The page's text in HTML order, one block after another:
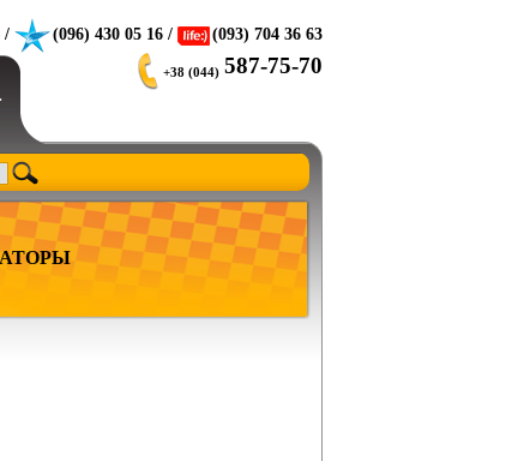
/ (096) 430 05 16 / (093) 704 36 63
+38 (044) 587-75-70